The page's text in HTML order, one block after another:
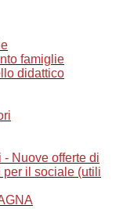
famiglie
didattico
Nuove offerte di
per il sociale (utili